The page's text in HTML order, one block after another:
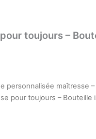
toujours –
personnalisée maîtresse –
pour toujours – Bouteille